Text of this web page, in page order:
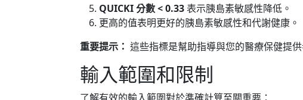
QUICKI 分數 < 0.33表示胰島素敏感性降低。
更高的值表明更好的胰島素敏感性和代謝健康。
重要提示： 這些指標是幫助指導與您的醫療保健提
輸入範圍和限制